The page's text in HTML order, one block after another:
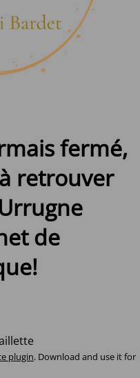
fermé,
retrouver
de
plugin. Download and use it for